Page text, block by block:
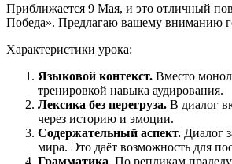
Приближается 9 Мая, и это отличный
Победа». Предлагаю вашему вниманию
Характеристики урока:
Языковой контекст. Вместо
тренировкой навыка аудирования.
Лексика без перегруза. В диалог
через историю и эмоции.
Содержательный аспект. Диалог
мира. Это даёт возможность для
Грамматика . По репликам